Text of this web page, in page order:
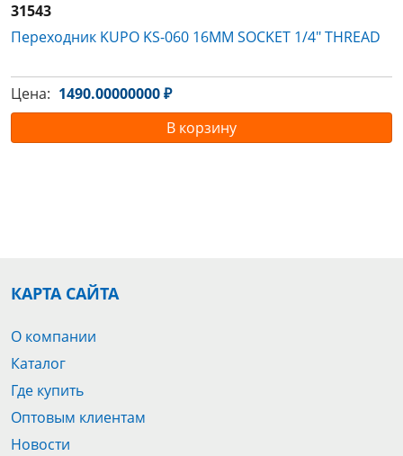
31543
Переходник KUPO KS-060 16MM SOCKET 1/4" THREAD
Цена: 1490.00000000 ₽
В корзину
КАРТА САЙТА
О компании
Каталог
Где купить
Оптовым клиентам
Новости